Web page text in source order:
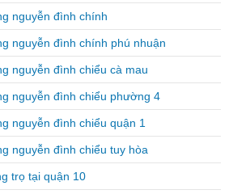
nguyễn đình chính
nguyễn đình chính phú nhuận
nguyễn đình chiểu cà mau
nguyễn đình chiểu phường 4
nguyễn đình chiểu quận 1
nguyễn đình chiểu tuy hòa
trọ tại quận 10